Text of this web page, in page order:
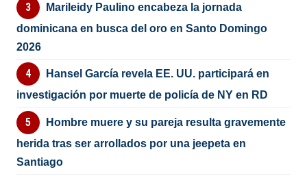
Marileidy Paulino encabeza la jornada
dominicana en busca del oro en Santo Domingo
2026
Hansel García revela EE. UU. participará en
investigación por muerte de policía de NY en RD
Hombre muere y su pareja resulta gravemente
herida tras ser arrollados por una jeepeta en
Santiago